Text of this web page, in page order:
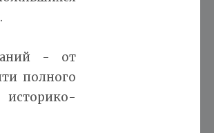
- от
полного